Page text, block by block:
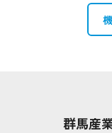
群馬産